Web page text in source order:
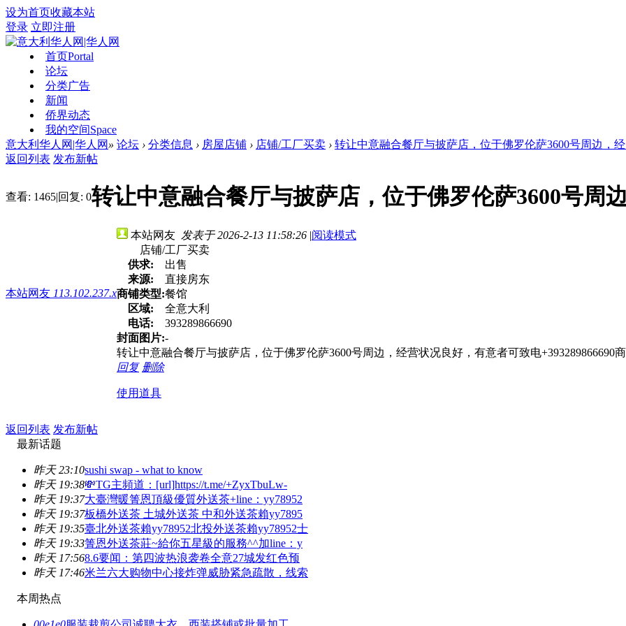
设为首页收藏本站
登录 立即注册
首页Portal
论坛
分类广告
新闻
侨界动态
我的空间Space
意大利华人网|华人网 » 论坛 › 分类信息 › 房屋店铺 › 店铺/工厂买卖 › 转让中意融合餐厅与披萨店，位于佛罗伦萨3600号周边，经
返回列表 发布新帖
查看: 1465|回复: 0转让中意融合餐厅与披萨店，位于佛罗伦萨3600号周
本站网友 113.102.237.x
本站网友 发表于 2026-2-13 11:58:26 |阅读模式
店铺/工厂买卖
供求:
出售
来源:
直接房东
商铺类型:餐馆
区域:
全意大利
电话:
393289866690
封面图片:-
转让中意融合餐厅与披萨店，位于佛罗伦萨3600号周边，经营状况良好，有意者可致电+393289866690商
回复 删除
使用道具
返回列表 发布新帖
最新话题
昨天 23:10sushi swap - what to know
昨天 19:38💸TG主頻道：[url]https://t.me/+ZyxTbuLw-
昨天 19:37大臺灣暖箐恩頂級優質外送茶+line：yy78952
昨天 19:37板橋外送茶 土城外送茶 中和外送茶賴yy7895
昨天 19:35臺北外送茶賴yy78952北投外送茶賴yy78952士
昨天 19:33箐恩外送茶莊~給你五星級的服務^^加line：y
昨天 17:568.6要闻：第四波热浪袭卷全意27城发红色预
昨天 17:46米兰六大购物中心接炸弹威胁紧急疏散，线索
本周热点